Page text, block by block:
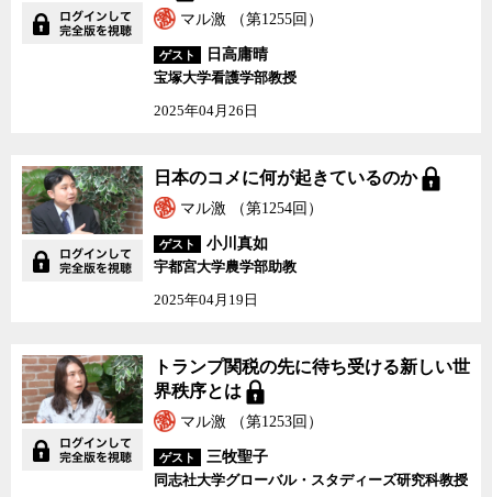
マル激 （第1255回）
ゲスト
日高庸晴
宝塚大学看護学部教授
2025年04月26日
日本のコメに何が起きているのか
マル激 （第1254回）
ゲスト
小川真如
宇都宮大学農学部助教
2025年04月19日
トランプ関税の先に待ち受ける新しい世
界秩序とは
マル激 （第1253回）
ゲスト
三牧聖子
同志社大学グローバル・スタディーズ研究科教授